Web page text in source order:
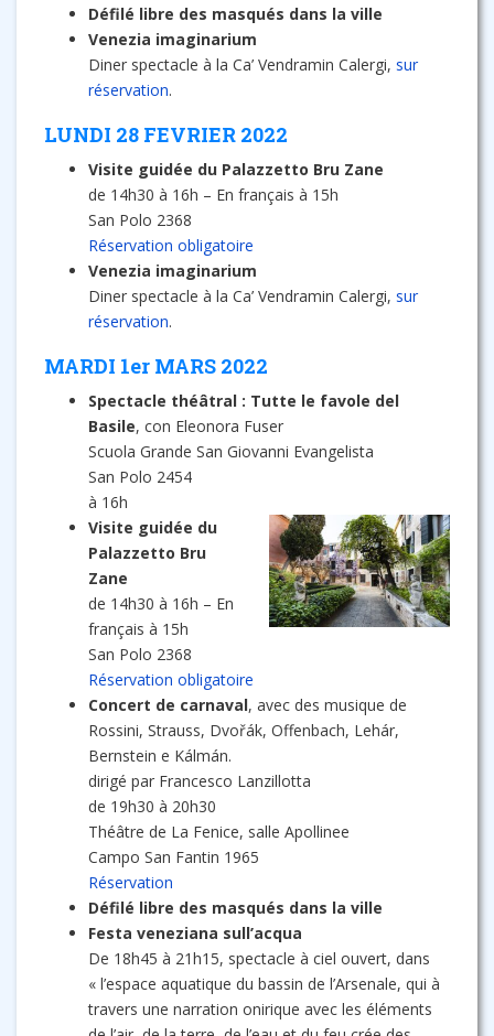
Défilé libre des masqués dans la ville
Venezia imaginarium
Diner spectacle à la Ca’ Vendramin Calergi, sur
réservation.
LUNDI 28 FEVRIER 2022
Visite guidée du Palazzetto Bru Zane
de 14h30 à 16h – En français à 15h
San Polo 2368
Réservation obligatoire
Venezia imaginarium
Diner spectacle à la Ca’ Vendramin Calergi, sur
réservation.
MARDI 1er MARS 2022
Spectacle théâtral : Tutte le favole del
Basile, con Eleonora Fuser
Scuola Grande San Giovanni Evangelista
San Polo 2454
à 16h
Visite guidée du
Palazzetto Bru
Zane
de 14h30 à 16h – En
français à 15h
San Polo 2368
Réservation obligatoire
Concert de carnaval, avec des musique de
Rossini, Strauss, Dvořák, Offenbach, Lehár,
Bernstein e Kálmán.
dirigé par Francesco Lanzillotta
de 19h30 à 20h30
Théâtre de La Fenice, salle Apollinee
Campo San Fantin 1965
Réservation
Défilé libre des masqués dans la ville
Festa veneziana sull’acqua
De 18h45 à 21h15, spectacle à ciel ouvert, dans
« l’espace aquatique du bassin de l’Arsenale, qui à
travers une narration onirique avec les éléments